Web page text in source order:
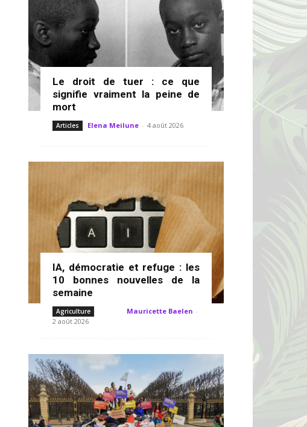
Le droit de tuer : ce que
signifie vraiment la peine de
mort
Articles Elena Meilune - 4 août 2026
IA, démocratie et refuge : les
10 bonnes nouvelles de la
semaine
Agriculture Mauricette Baelen -
2 août 2026